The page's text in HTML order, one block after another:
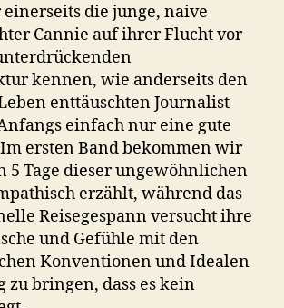
die junge, naive
Cannie auf ihrer Flucht vor
kennen, wie anderseits den
enttäuschten Journalist
einfach nur eine gute
ersten Band bekommen wir
5 Tage dieser ungewöhnlichen
erzählt, während das
Reisegespann versucht ihre
und Gefühle mit den
Konventionen und Idealen
zu bringen, dass es kein